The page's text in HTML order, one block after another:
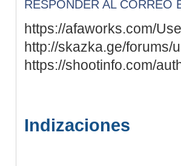
RESPONDER AL CORREO
https://afaworks.com/
http://skazka.ge/forums/
https://shootinfo.com/
Indizaciones